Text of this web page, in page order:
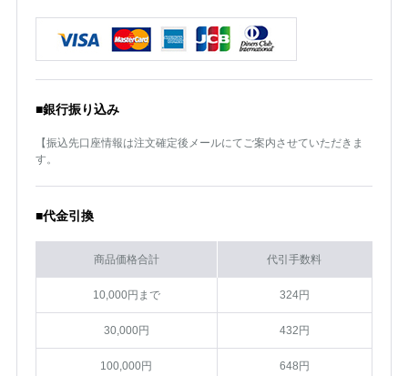
■銀行振り込み
【振込先口座情報は注文確定後メールにてご案内させていただきま
す。
■代金引換
商品価格合計 代引手数料
10,000円まで 324円
30,000円 432円
100,000円 648円